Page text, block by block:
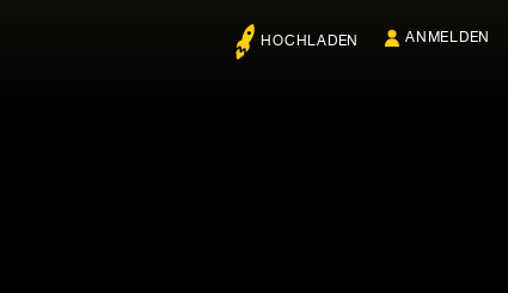
HOCHLADEN ANMELDEN